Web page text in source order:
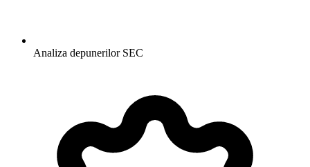
Analiza depunerilor SEC